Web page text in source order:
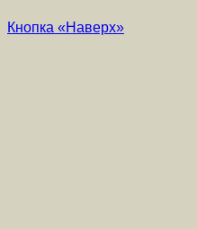
Кнопка «Наверх»